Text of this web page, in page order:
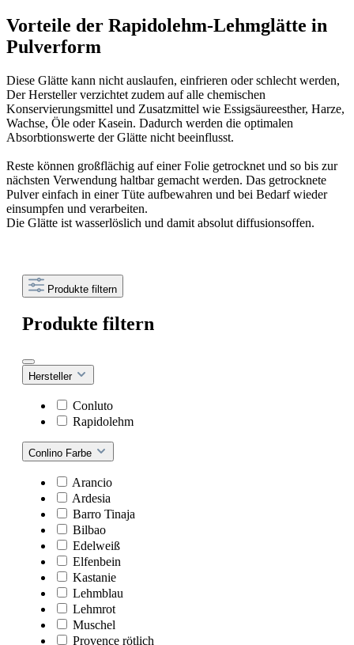
Vorteile der Rapidolehm-Lehmglätte in
Pulverform
Diese Glätte kann nicht auslaufen, einfrieren oder schlecht werden,
Der Hersteller verzichtet zudem auf alle chemischen
Konservierungsmittel und Zusatzmittel wie Essigsäureesther, Harze,
Wachse, Öle oder Kasein. Dadurch werden die optimalen
Absorbtionswerte der Glätte nicht beeinflusst.
Reste können großflächig auf einer Folie getrocknet und so bis zur
nächsten Verwendung haltbar gemacht werden. Das getrocknete
Pulver einfach in einer Tüte aufbewahren und bei Bedarf wieder
einsumpfen und verarbeiten.
Die Glätte ist wasserlöslich und damit absolut diffusionsoffen.
Produkte filtern
Produkte filtern
Hersteller
Conluto
Rapidolehm
Conlino Farbe
Arancio
Ardesia
Barro Tinaja
Bilbao
Edelweiß
Elfenbein
Kastanie
Lehmblau
Lehmrot
Muschel
Provence rötlich